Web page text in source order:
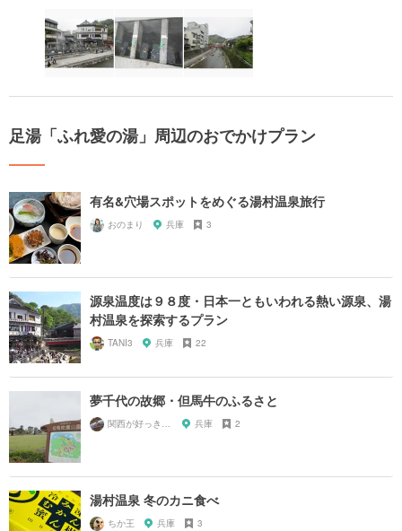
足湯「ふれ愛の湯」周辺のおでかけプラン
有名&穴場スポットをめぐる湯村温泉旅行
おのまり 兵庫 3
源泉温度は９８度・日本一ともいわれる熱い源泉、湯
村温泉を探索するプラン
TANI3 兵庫 22
夢千代の故郷・但馬牛のふるさと
関西が好っきゃねん 兵庫 2
湯村温泉 冬のカニ食べ
ちか王 兵庫 3